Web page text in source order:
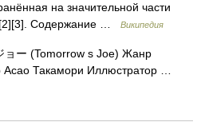
на значительной части
Содержание …
Википедия
ー (Tomorrow s Joe) Жанр
Асао Такамори Иллюстратор …